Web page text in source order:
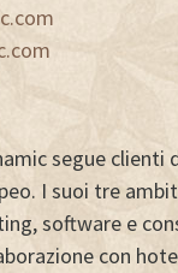
segue
I suoi tre
software e
con